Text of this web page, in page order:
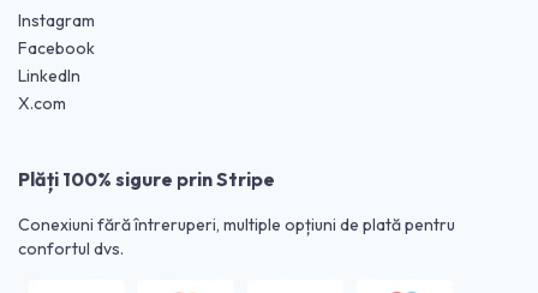
Instagram
Facebook
LinkedIn
X.com
Plăți 100% sigure prin Stripe
Conexiuni fără întreruperi, multiple opțiuni de plată pentru
confortul dvs.